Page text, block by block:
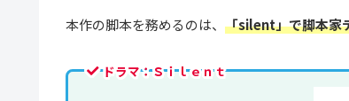
本作の脚本を務めるのは、 「silent」で脚本家
ドラマ：Ｓｉｌｅｎｔ